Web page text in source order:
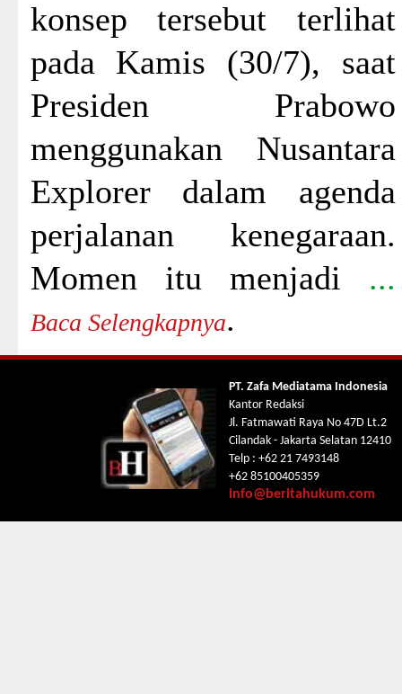
konsep tersebut terlihat
pada Kamis (30/7), saat
Presiden Prabowo
menggunakan Nusantara
Explorer dalam agenda
perjalanan kenegaraan.
Momen itu menjadi
...
Baca Selengkapnya.
PT. Zafa Mediatama Indonesia
Kantor Redaksi
Jl. Fatmawati Raya No 47D Lt.2
Cilandak - Jakarta Selatan 12410
Telp : +62 21 7493148
+62 85100405359
info@beritahukum.com